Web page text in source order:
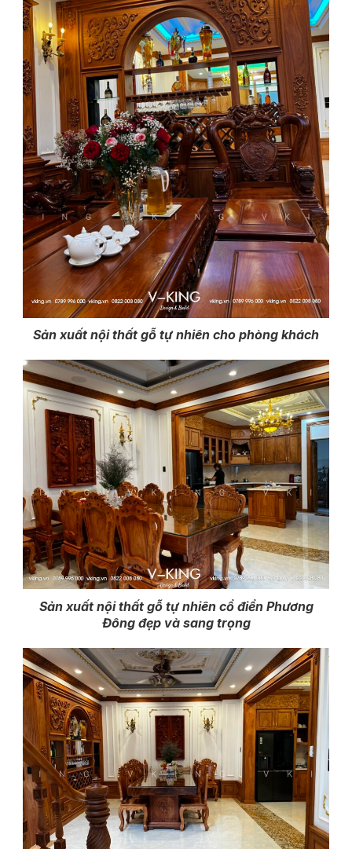
Sản xuất nội thất gỗ tự nhiên cho phòng khách
Sản xuất nội thất gỗ tự nhiên cổ điển Phương
Đông đẹp và sang trọng